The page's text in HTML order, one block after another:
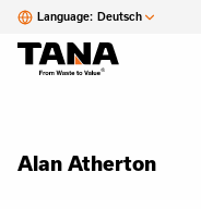
Language: Deutsch
Alan Atherton